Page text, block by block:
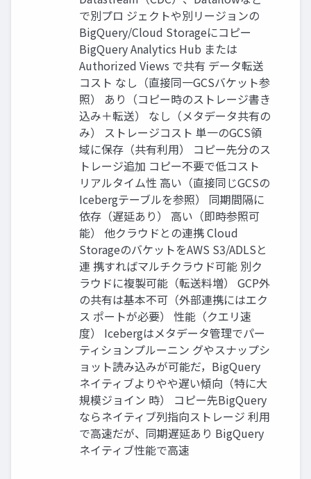
で別プロ ジェクトや別リージョンの
BigQuery/Cloud Storageにコピー
BigQuery Analytics Hub または
Authorized Views で共有 データ転送
コスト なし（直接同一GCSバケット参
照） あり（コピー時のストレージ書き
込み＋転送） なし（メタデータ共有の
み） ストレージコスト 単一のGCS領
域に保存（共有利用） コピー先分のス
トレージ追加 コピー不要で低コスト
リアルタイム性 高い（直接同じGCSの
Icebergテーブルを参照） 同期間隔に
依存（遅延あり） 高い（即時参照可
能） 他クラウドとの連携 Cloud
StorageのバケットをAWS S3/ADLSと
連 携すればマルチクラウド可能 別ク
ラウドに複製可能（転送料増） GCP外
の共有は基本不可（外部連携にはエク
ス ポートが必要） 性能（クエリ速
度） Icebergはメタデータ管理でパー
ティションプルーニン グやスナップシ
ョット読み込みが可能だ，BigQuery
ネイティブよりやや遅い傾向（特に大
規模ジョイン 時） コピー先BigQuery
ならネイティブ列指向ストレージ 利用
で高速だが、同期遅延あり BigQuery
ネイティブ性能で高速